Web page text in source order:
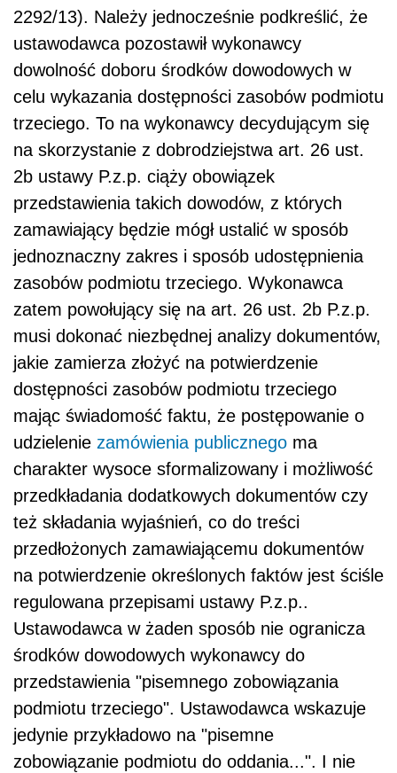
2292/13). Należy jednocześnie podkreślić, że
ustawodawca pozostawił wykonawcy
dowolność doboru środków dowodowych w
celu wykazania dostępności zasobów podmiotu
trzeciego. To na wykonawcy decydującym się
na skorzystanie z dobrodziejstwa art. 26 ust.
2b ustawy P.z.p. ciąży obowiązek
przedstawienia takich dowodów, z których
zamawiający będzie mógł ustalić w sposób
jednoznaczny zakres i sposób udostępnienia
zasobów podmiotu trzeciego. Wykonawca
zatem powołujący się na art. 26 ust. 2b P.z.p.
musi dokonać niezbędnej analizy dokumentów,
jakie zamierza złożyć na potwierdzenie
dostępności zasobów podmiotu trzeciego
mając świadomość faktu, że postępowanie o
udzielenie zamówienia publicznego ma
charakter wysoce sformalizowany i możliwość
przedkładania dodatkowych dokumentów czy
też składania wyjaśnień, co do treści
przedłożonych zamawiającemu dokumentów
na potwierdzenie określonych faktów jest ściśle
regulowana przepisami ustawy P.z.p..
Ustawodawca w żaden sposób nie ogranicza
środków dowodowych wykonawcy do
przedstawienia "pisemnego zobowiązania
podmiotu trzeciego". Ustawodawca wskazuje
jedynie przykładowo na "pisemne
zobowiązanie podmiotu do oddania...". I nie